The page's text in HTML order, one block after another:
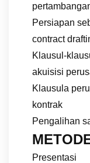
Persiapan
contract
Klausul-
akuisisi
Klausula
kontrak
Pengalihan
Presentasi